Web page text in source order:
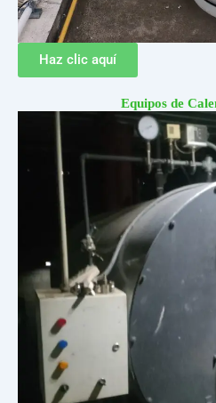
Haz clic aquí
Equipos de